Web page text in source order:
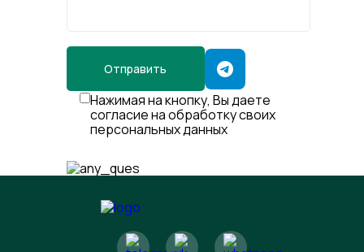
Отправить
Нажимая на кнопку, Вы даете
согласие на обработку своих
персональных данных